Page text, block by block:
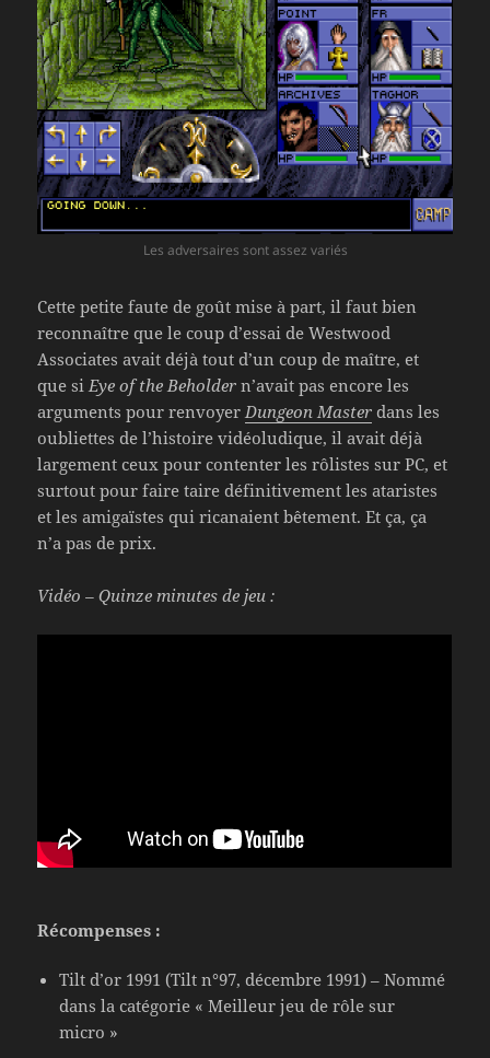
Les adversaires sont assez variés
Cette petite faute de goût mise à part, il faut bien
reconnaître que le coup d’essai de Westwood
Associates avait déjà tout d’un coup de maître, et
que si Eye of the Beholder n’avait pas encore les
arguments pour renvoyer Dungeon Master dans les
oubliettes de l’histoire vidéoludique, il avait déjà
largement ceux pour contenter les rôlistes sur PC, et
surtout pour faire taire définitivement les ataristes
et les amigaïstes qui ricanaient bêtement. Et ça, ça
n’a pas de prix.
Vidéo – Quinze minutes de jeu :
Récompenses :
Tilt d’or 1991 (Tilt n°97, décembre 1991) – Nommé
dans la catégorie « Meilleur jeu de rôle sur
micro »